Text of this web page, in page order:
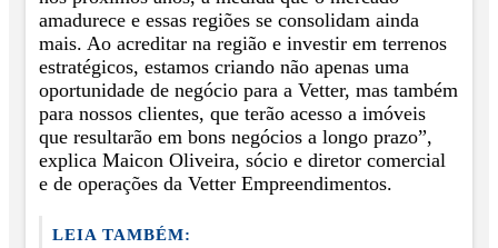
amadurece e essas regiões se consolidam ainda
mais. Ao acreditar na região e investir em terrenos
estratégicos, estamos criando não apenas uma
oportunidade de negócio para a Vetter, mas também
para nossos clientes, que terão acesso a imóveis
que resultarão em bons negócios a longo prazo”,
explica Maicon Oliveira, sócio e diretor comercial
e de operações da Vetter Empreendimentos.
LEIA TAMBÉM: